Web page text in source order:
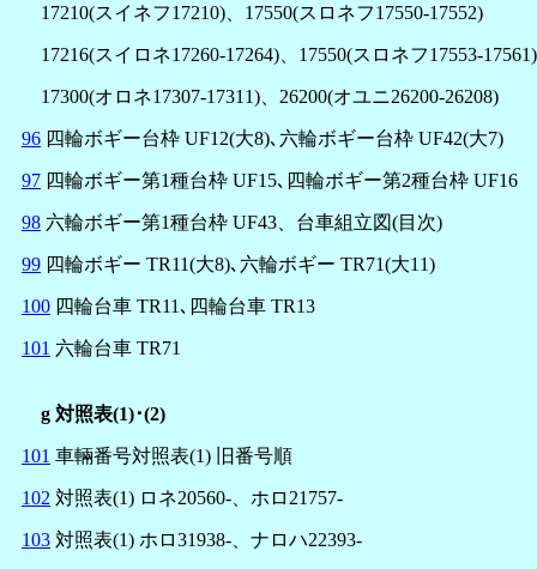
17210(スイネフ17210)、17550(スロネフ17550-17552)
17216(スイロネ17260-17264)、17550(スロネフ17553-17561)
17300(オロネ17307-17311)、26200(オユニ26200-26208)
96 四輪ボギー台枠 UF12(大8)､六輪ボギー台枠 UF42(大7)
97 四輪ボギー第1種台枠 UF15､四輪ボギー第2種台枠 UF16
98 六輪ボギー第1種台枠 UF43、台車組立図(目次)
99 四輪ボギー TR11(大8)､六輪ボギー TR71(大11)
100 四輪台車 TR11､四輪台車 TR13
101 六輪台車 TR71
g 対照表(1)･(2)
101 車輛番号対照表(1) 旧番号順
102 対照表(1) ロネ20560-、ホロ21757-
103 対照表(1) ホロ31938-、ナロハ22393-